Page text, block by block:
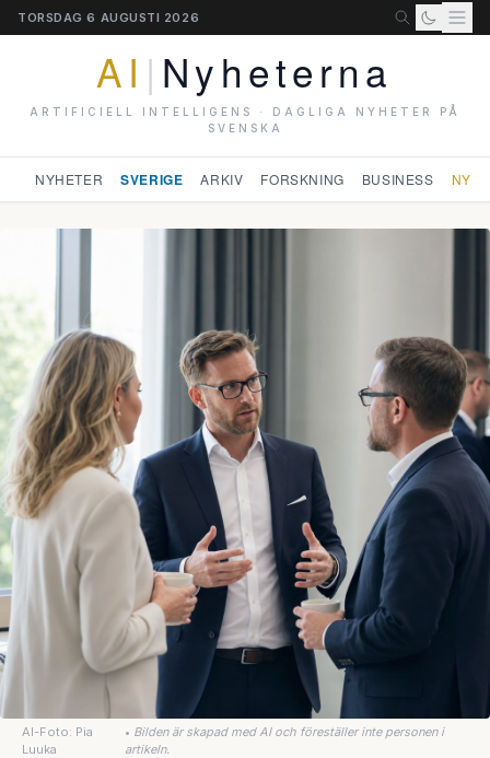
TORSDAG 6 AUGUSTI 2026
AI | Nyheterna
ARTIFICIELL INTELLIGENS · DAGLIGA NYHETER PÅ
SVENSKA
NYHETER SVERIGE ARKIV FORSKNING BUSINESS
AI-Foto: Pia
Luuka
• Bilden är skapad med AI och föreställer inte personen i
artikeln.